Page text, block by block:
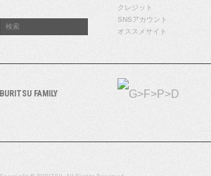
クレジット
SNSアカウント
オススメサイト
BURITSU FAMILY